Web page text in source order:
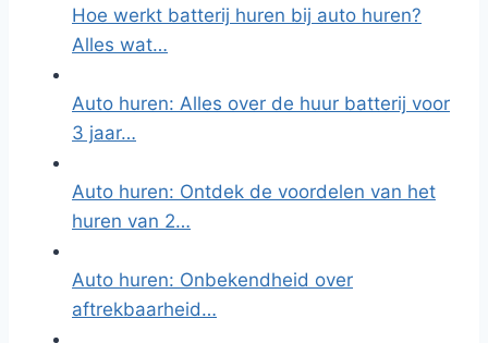
Hoe werkt batterij huren bij auto huren?
Alles wat…
Auto huren: Alles over de huur batterij voor
3 jaar…
Auto huren: Ontdek de voordelen van het
huren van 2…
Auto huren: Onbekendheid over
aftrekbaarheid…